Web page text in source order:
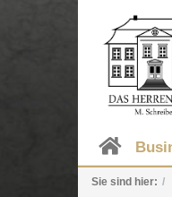
Sie sind hier: